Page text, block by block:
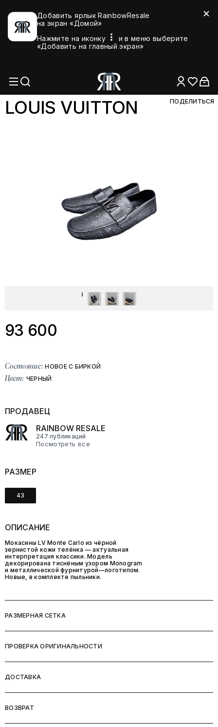
Добавить ярлык RainbowResale
на экран «Домой»
Нажмите на иконку
и в меню выберите
«Добавить на главный экран»
LOUIS VUITTON ПОДЕЛИТЬСЯ
93 600
Состояние: НОВОЕ С БИРКОЙ
Цвет: ЧЕРНЫЙ
ПРОДАВЕЦ
RAINBOW RESALE
247 публикаций
Посмотреть все
РАЗМЕР
43
ОПИСАНИЕ
Мокасины LV Monte Carlo из чёрной
зернистой кожи телёнка — актуальная
интерпретация классики. Модель
декорирована тиснёным узором Monogram
и металлической фурнитурой—логотипом.
Новые, в комплекте пыльники.
РАЗМЕРНАЯ СЕТКА
ПРОВЕРКА ОРИГИНАЛЬНОСТИ
ДОСТАВКА
ВОЗВРАТ